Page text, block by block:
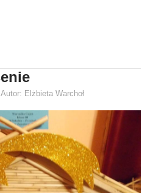
Elżbieta Warchoł